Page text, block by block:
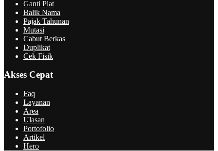
Ganti Plat
Balik Nama
Pajak Tahunan
Mutasi
Cabut Berkas
Duplikat
Cek Fisik
Akses Cepat
Faq
Layanan
Area
Ulasan
Portofolio
Artikel
Hero